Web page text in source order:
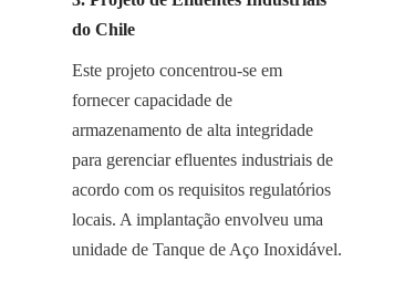
do Chile
Este projeto concentrou-se em
fornecer capacidade de
armazenamento de alta integridade
para gerenciar efluentes industriais de
acordo com os requisitos regulatórios
locais. A implantação envolveu uma
unidade de Tanque de Aço Inoxidável.